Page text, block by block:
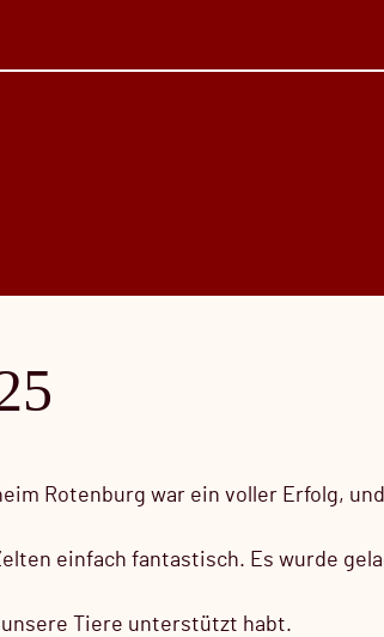
Rotenburg war ein voller Erfolg,
einfach fantastisch. Es wurde
unsere Tiere unterstützt habt.